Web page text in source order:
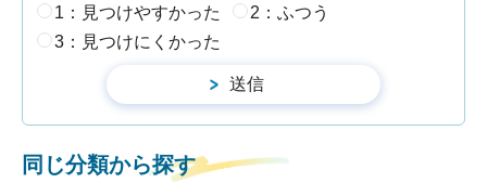
1：見つけやすかった
2：ふつう
3：見つけにくかった
同じ分類から探す